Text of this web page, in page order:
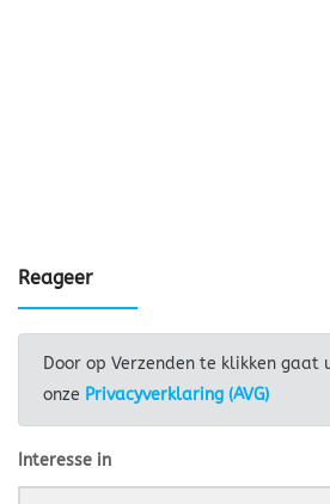
Reageer
Door op Verzenden te klikken gaat
onze Privacyverklaring (AVG)
Interesse in